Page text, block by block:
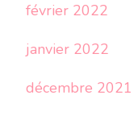
février 2022
janvier 2022
décembre 2021